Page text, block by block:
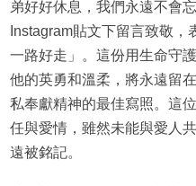
弟好好休息，我們永遠不會
Instagram貼文下留言致敬
一路好走」。這份用生命守
他的英勇和溫柔，將永遠留
私奉獻精神的最佳寫照。這
任與愛情，雖然未能與愛人
遠被銘記。